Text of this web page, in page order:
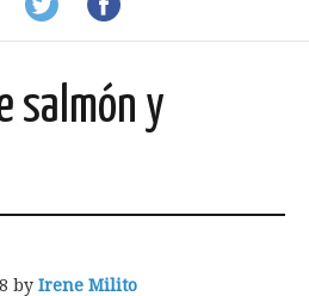
salmón y
by Irene Milito